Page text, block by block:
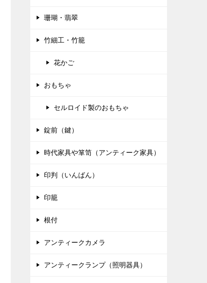
珊瑚・翡翠
竹細工・竹籠
花かご
おもちゃ
セルロイド製のおもちゃ
錠前（鍵）
時代家具や箪笥（アンティーク家具）
印判（いんばん）
印籠
根付
アンティークカメラ
アンティークランプ（照明器具）